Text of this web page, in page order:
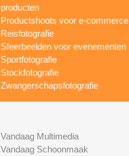
producten
Productshoots voor e-commerce
Reisfotografie
Sfeerbeelden voor evenementen
Sportfotografie
Stockfotografie
Zwangerschapsfotografie
Vandaag Multimedia
Vandaag Schoonmaak